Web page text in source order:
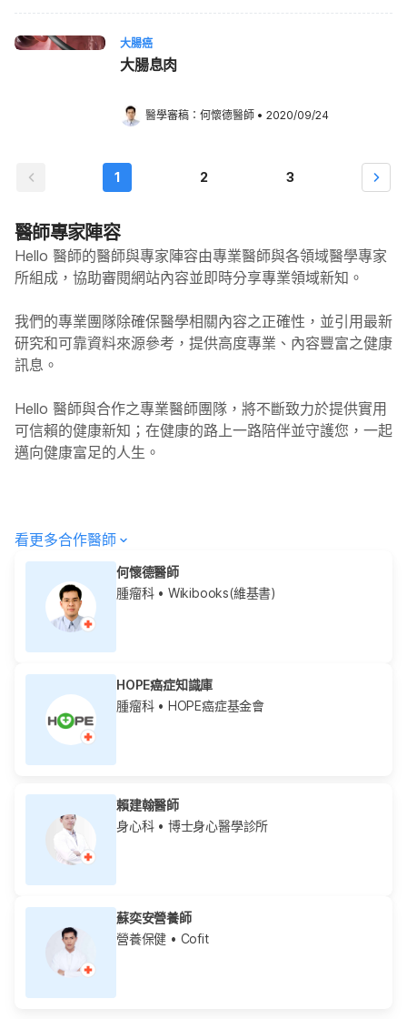
大腸癌
大腸息肉
醫學審稿： 何懷德醫師 • 2020/09/24
1 2 3
醫師專家陣容
Hello 醫師的醫師與專家陣容由專業醫師與各領域醫學專家
所組成，協助審閱網站內容並即時分享專業領域新知。
我們的專業團隊除確保醫學相關內容之正確性，並引用最新
研究和可靠資料來源參考，提供高度專業、內容豐富之健康
訊息。
Hello 醫師與合作之專業醫師團隊，將不斷致力於提供實用
可信賴的健康新知；在健康的路上一路陪伴並守護您，一起
邁向健康富足的人生。
看更多合作醫師
何懷德醫師
腫瘤科• Wikibooks(維基書)
HOPE癌症知識庫
腫瘤科• HOPE癌症基金會
賴建翰醫師
身心科• 博士身心醫學診所
蘇奕安營養師
營養保健 • Cofit